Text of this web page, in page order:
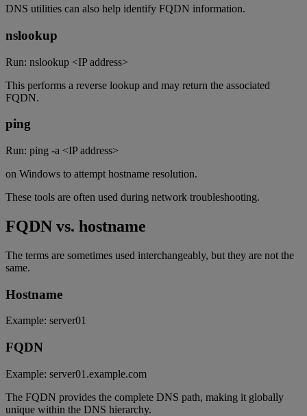
DNS utilities can also help identify FQDN information.
nslookup
Run: nslookup <IP address>
This performs a reverse lookup and may return the associated
FQDN.
ping
Run: ping -a <IP address>
on Windows to attempt hostname resolution.
These tools are often used during network troubleshooting.
FQDN vs. hostname
The terms are sometimes used interchangeably, but they are not the
same.
Hostname
Example: server01
FQDN
Example: server01.example.com
The FQDN provides the complete DNS path, making it globally
unique within the DNS hierarchy.